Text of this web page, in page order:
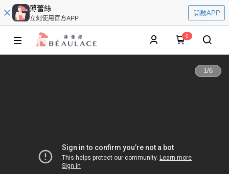
薄蕾絲
立刻使用官方APP
開啟APP
0
1/6